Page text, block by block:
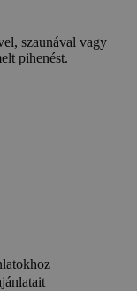
szaunával vagy
pihenést.